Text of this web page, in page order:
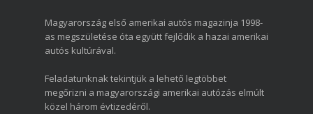
Magyarország első amerikai autós magazinja 1998-
as megszületése óta együtt fejlődik a hazai amerikai
autós kultúrával.
Feladatunknak tekintjük a lehető legtöbbet
megőrizni a magyarországi amerikai autózás elmúlt
közel három évtizedéről.